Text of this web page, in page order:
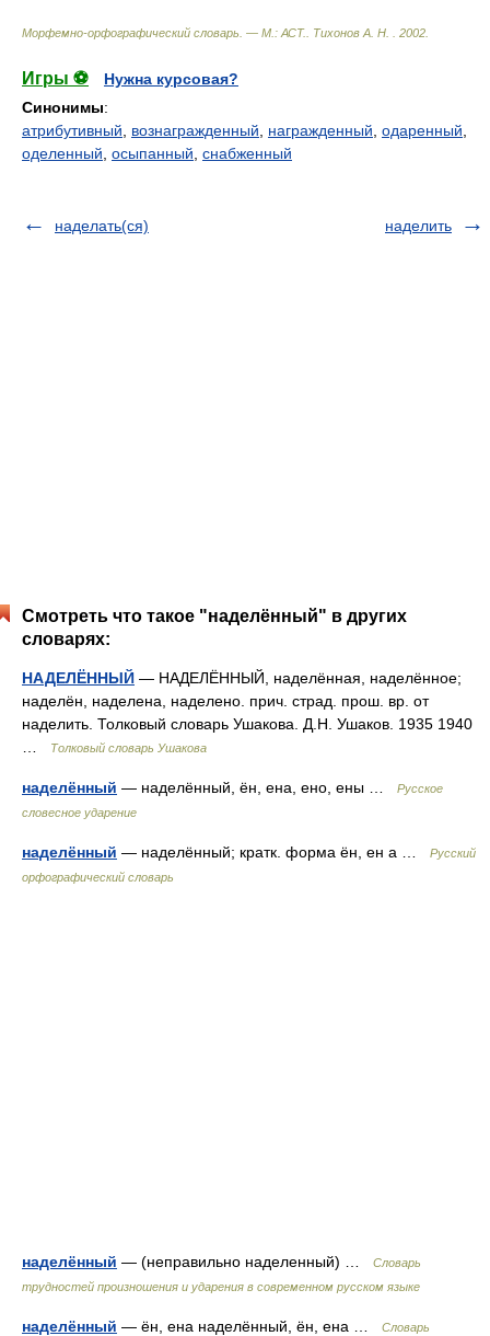
Морфемно-орфографический словарь. — М.: АСТ. Тихонов А. Н. 2002
Игры ⚽
Нужна курсовая?
Синонимы:
атрибутивный
вознагражденный награжденный одаренный
оделенный осыпанный снабженный
наделать(ся) наделить
Смотреть что такое "наделённый" в других
словарях:
НАДЕЛЁННЫЙ — НАДЕЛЁННЫЙ, наделённая, наделённое;
наделён, наделена, наделено. прич. страд. прош. вр. от
наделить. Толковый словарь Ушакова. Д.Н. Ушаков. 1935 1940
Толковый словарь Ушакова
наделённый — наделённый, ён, ена, ено, ены …
Русское
словесное ударение
наделённый — наделённый; кратк. форма ён, ен а …
Русский
орфографический словарь
наделённый — (неправильно наделенный) …
Словарь
трудностей произношения и ударения в современном русском языке
наделённый — ён, ена наделённый, ён, ена …
Словарь